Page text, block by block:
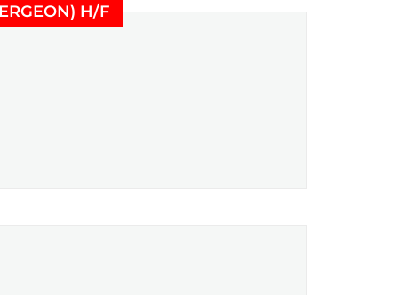
H/F(Nouvelle fenêtre)